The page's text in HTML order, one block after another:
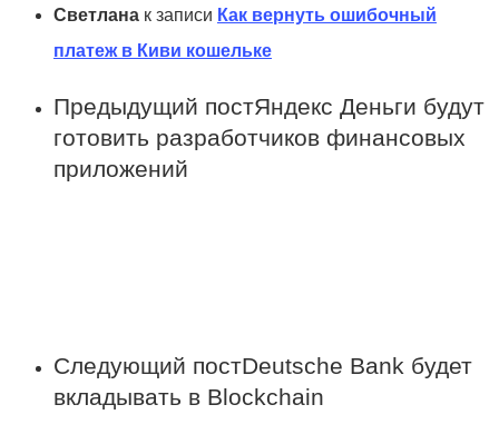
Светлана к записи Как вернуть ошибочный
платеж в Киви кошельке
Предыдущий постЯндекс Деньги будут
готовить разработчиков финансовых
приложений
Следующий постDeutsche Bank будет
вкладывать в Blockchain